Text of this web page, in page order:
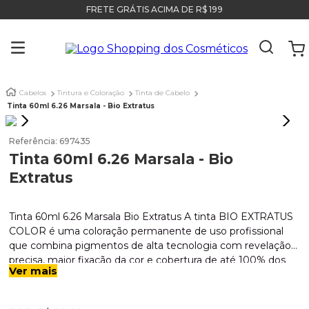
FRETE GRÁTIS ACIMA DE R$ 199
Cabelos Tintura e Coloração
Tinta de Cabelo
Tinta 60ml 6.26 Marsala - Bio Extratus
Referência: 697435
Tinta 60ml 6.26 Marsala - Bio
Extratus
Tinta 60ml 6.26 Marsala Bio Extratus A tinta BIO EXTRATUS
COLOR é uma coloração permanente de uso profissional
que combina pigmentos de alta tecnologia com revelação
precisa, maior fixação da cor e cobertura de até 100% dos
fios brancos. Sua fórmula tem ingredientes que protegem
Ver mais